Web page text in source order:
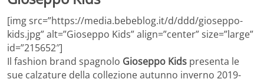
[img src=”https://media.bebeblog.it/d/ddd/gioseppo-
kids.jpg” alt=”Gioseppo Kids” align=”center” size=”large”
id=”215652″]
Il fashion brand spagnolo Gioseppo Kids presenta le
sue calzature della collezione autunno inverno 2019-